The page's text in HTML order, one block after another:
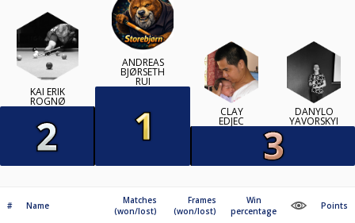
KAI ERIK
ROGNØ
ANDREAS
BJØRSETH
RUI
CLAY
EDJEC
DANYLO
YAVORSKYI
# Name
Matches
(won/lost)
Frames
(won/lost)
Win
percentage
Points